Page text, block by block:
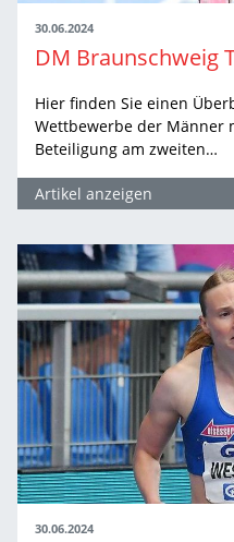
30.06.2024
Hier finden Sie einen
Wettbewerbe der Männer
Beteiligung am zweiten…
Artikel anzeigen
30.06.2024